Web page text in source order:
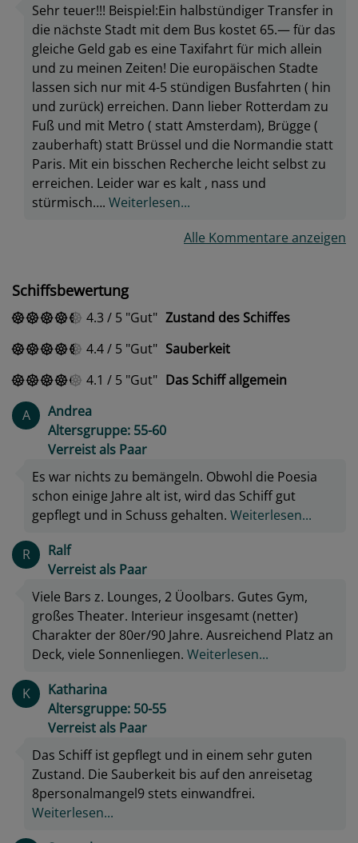
Sehr teuer!!! Beispiel:Ein halbstündiger Transfer in
die nächste Stadt mit dem Bus kostet 65.— für das
gleiche Geld gab es eine Taxifahrt für mich allein
und zu meinen Zeiten! Die europäischen Stadte
lassen sich nur mit 4-5 stündigen Busfahrten ( hin
und zurück) erreichen. Dann lieber Rotterdam zu
Fuß und mit Metro ( statt Amsterdam), Brügge (
zauberhaft) statt Brüssel und die Normandie statt
Paris. Mit ein bisschen Recherche leicht selbst zu
erreichen. Leider war es kalt , nass und
stürmisch…. Weiterlesen...
Alle Kommentare anzeigen
Schiffsbewertung
4.3 / 5 Gut
Zustand des Schiffes
4.4/ 5 Gut
Sauberkeit
4.1 / 5 Gut
Das Schiff allgemein
A
Andrea
Altersgruppe: 55-60
Verreist als Paar
Es war nichts zu bemängeln. Obwohl die Poesia
schon einige Jahre alt ist, wird das Schiff gut
gepflegt und in Schuss gehalten. Weiterlesen...
R
Ralf
Verreist als Paar
Viele Bars z. Lounges, 2 Üoolbars. Gutes Gym,
großes Theater. Interieur insgesamt (netter)
Charakter der 80er/90 Jahre. Ausreichend Platz an
Deck, viele Sonnenliegen. Weiterlesen...
K
Katharina
Altersgruppe: 50-55
Verreist als Paar
Das Schiff ist gepflegt und in einem sehr guten
Zustand. Die Sauberkeit bis auf den anreisetag
8personalmangel9 stets einwandfrei.
Weiterlesen...